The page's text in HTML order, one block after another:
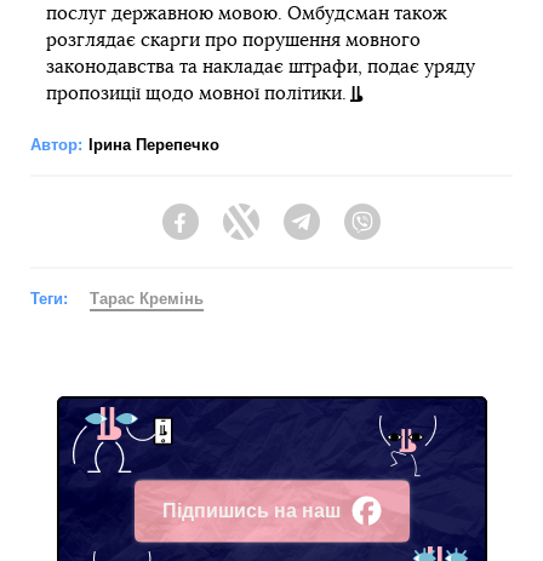
послуг державною мовою. Омбудсман також
розглядає скарги про порушення мовного
законодавства та накладає штрафи, подає уряду
пропозиції щодо мовної політики.
Автор: Ірина Перепечко
FacebookTwitter Telegram
Теги: Тарас Кремінь
Підпишись на наш
Facebook